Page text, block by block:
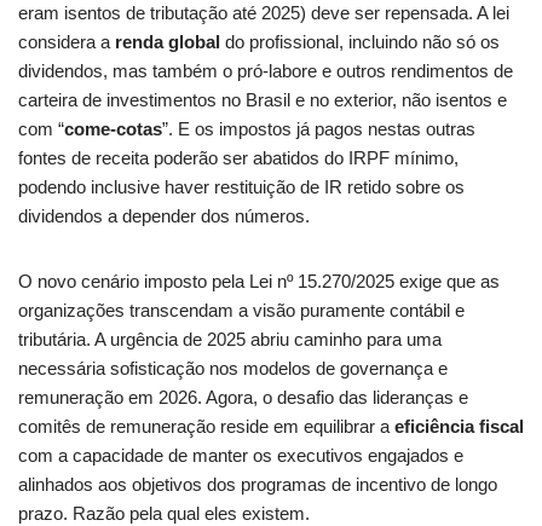
eram isentos de tributação até 2025) deve ser repensada. A lei
considera a renda global do profissional, incluindo não só os
dividendos, mas também o pró-labore e outros rendimentos de
carteira de investimentos no Brasil e no exterior, não isentos e
com “come-cotas”. E os impostos já pagos nestas outras
fontes de receita poderão ser abatidos do IRPF mínimo,
podendo inclusive haver restituição de IR retido sobre os
dividendos a depender dos números.
O novo cenário imposto pela Lei nº 15.270/2025 exige que as
organizações transcendam a visão puramente contábil e
tributária. A urgência de 2025 abriu caminho para uma
necessária sofisticação nos modelos de governança e
remuneração em 2026. Agora, o desafio das lideranças e
comitês de remuneração reside em equilibrar a eficiência fiscal
com a capacidade de manter os executivos engajados e
alinhados aos objetivos dos programas de incentivo de longo
prazo. Razão pela qual eles existem.